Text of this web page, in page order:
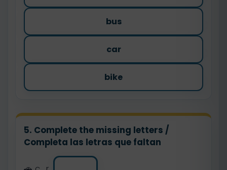
bus
car
bike
5. Complete the missing letters /
Completa las letras que faltan